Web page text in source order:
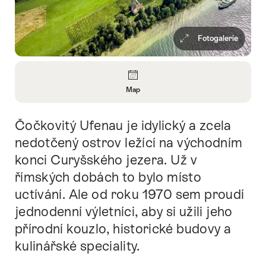
Fotogalerie
About
Map
Map
Intro
Čočkovitý Ufenau je idylický a zcela
nedotčený ostrov ležící na východním
konci Curyšského jezera. Už v
římských dobách to bylo místo
uctívání. Ale od roku 1970 sem proudí
jednodenní výletníci, aby si užili jeho
přírodní kouzlo, historické budovy a
kulinářské speciality.